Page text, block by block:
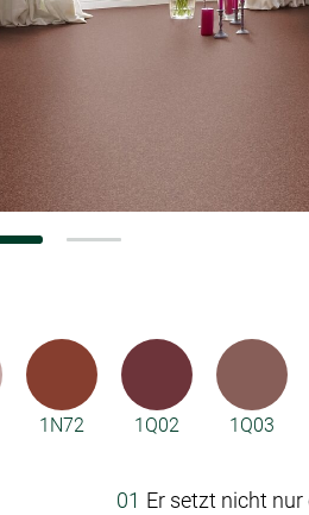
Konfiguratoren
1N72 1Q02 1Q03
Er setzt nicht